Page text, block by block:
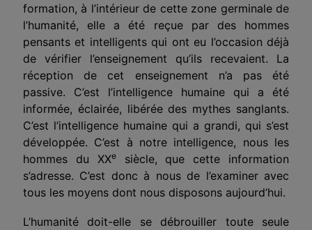
formation, à l’intérieur de cette zone germinale de
l’humanité, elle a été reçue par des hommes
pensants et intelligents qui ont eu l’occasion déjà
de vérifier l’enseignement qu’ils recevaient. La
réception de cet enseignement n’a pas été
passive. C’est l’intelligence humaine qui a été
informée, éclairée, libérée des mythes sanglants.
C’est l’intelligence humaine qui a grandi, qui s’est
développée. C’est à notre intelligence, nous les
hommes du XXesiècle, que cette information
s’adresse. C’est donc à nous de l’examiner avec
tous les moyens dont nous disposons aujourd’hui.
L’humanité doit-elle se débrouiller toute seule